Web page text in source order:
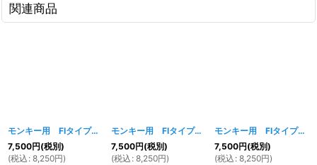
関連商品
モンキー用 FIタイプタンク ホワイト [234w]
7,500円(税別)
(税込 : 8,250円)
モンキー用 FIタイプタンク ブラック [232w]
7,500円(税別)
(税込 : 8,250円)
モンキー用 FIタイプタンク レッド
7,500円(税別)
(税込 : 8,250円)